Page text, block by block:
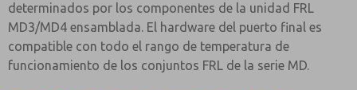
determinados por los componentes de la unidad FRL
MD3/MD4 ensamblada. El hardware del puerto final es
compatible con todo el rango de temperatura de
funcionamiento de los conjuntos FRL de la serie MD.